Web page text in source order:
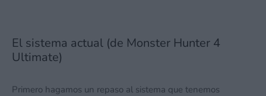
El sistema actual (de Monster Hunter 4
Ultimate)
Primero hagamos un repaso al sistema que tenemos